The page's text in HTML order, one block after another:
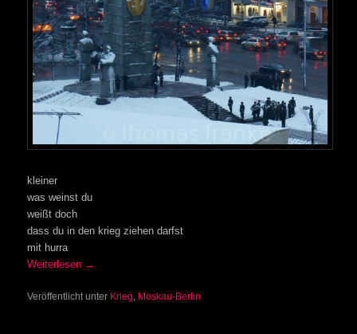
kleiner
was weinst du
weißt doch
dass du in den krieg ziehen darfst
mit hurra
Weiterlesen →
Veröffentlicht unter Krieg Moskau-Berlin